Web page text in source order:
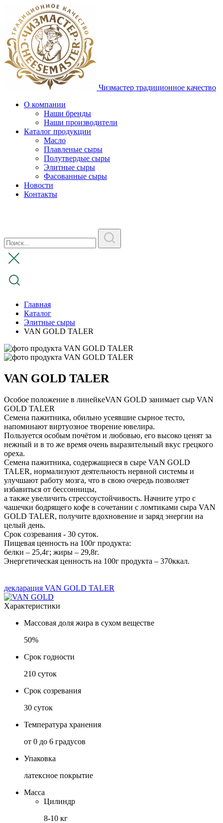
Чизмастер традиционное качество
О компании
Наши бренды
Наши производители
Каталог продукции
Масло
Плавленые сыры
Полутвердые сыры
Элитные сыры
Фасованные сыры
Новости
Контакты
Главная
Каталог
Элитные сыры
VAN GOLD TALER
VAN GOLD TALER
Особое положение в линейкеVAN GOLD занимает сыр VAN
GOLD TALER
Семена пажитника, обильно усеявшие сырное тесто,
напоминают виртуозное творение ювелира.
Пользуется особым почётом и любовью, его высоко ценят за
нежный и в то же время очень выразительный вкус грецкого
ореха.
Семена пажитника, содержащиеся в сыре VAN GOLD
TALER, нормализуют деятельность нервной системы и
улучшают работу мозга, что в свою очередь позволяет
избавиться от бессонницы,
а также увеличить стрессоустойчивость. Начните утро с
чашечки бодрящего кофе в сочетании с ломтиками сыра VAN
GOLD TALER, получите вдохновение и заряд энергии на
целый день.
Срок созревания - 30 суток.
Пищевая ценность на 100г продукта:
белки – 25,4г; жиры – 29,8г.
Энергетическая ценность на 100г продукта – 370ккал.
декларация VAN GOLD TALER
Характеристики
Массовая доля жира в сухом веществе
50%
Срок годности
210 суток
Срок созревания
30 суток
Температура хранения
от 0 до 6 градусов
Упаковка
латексное покрытие
Масса
Цилиндр
8-10 кг